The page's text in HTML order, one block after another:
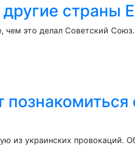
это делал Советский
из украинских провокаций.